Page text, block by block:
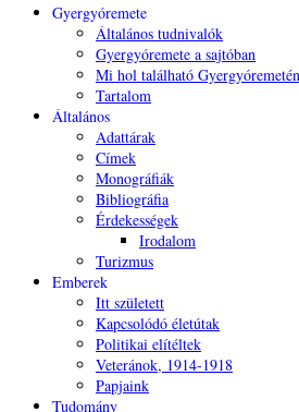
Gyergyóremete
Általános tudnivalók
Gyergyóremete a sajtóban
Mi hol található
Tartalom
Általános
Adattárak
Címek
Monográfiák
Bibliográfia
Érdekességek
Irodalom
Turizmus
Emberek
Itt született
Kapcsolódó életútak
Politikai elítéltek
Veteránok, 1914-1918
Papjaink
Tudomány